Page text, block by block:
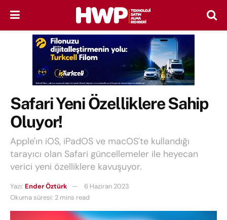
Safari Yeni Özelliklere Sahip
Oluyor!
Apple'ın iOS, iPadOS ve macOS'te kullandığı
tarayıcı olan Safari güncellemeler ile heyecan
verici yeni özelliklere kavuşuyor.
Yazı: Ender Öztürk
6 Haziran 2023
Okuma süresi: 2 mins read